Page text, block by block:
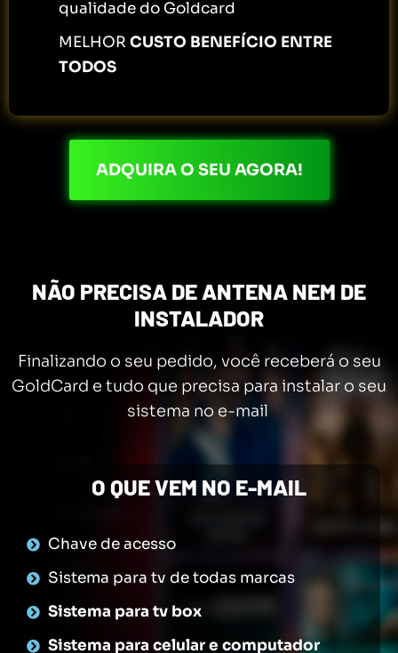
qualidade do Goldcard
MELHORCUSTO BENEFÍCIO ENTRE
TODOS
ADQUIRA O SEU AGORA!
NÃO PRECISA DE ANTENA NEM DE
INSTALADOR
Finalizando o seu pedido, você receberá o seu
GoldCard e tudo que precisa para instalar o seu
sistema no e-mail
O QUE VEM NO E-MAIL
Chave de acesso
Sistema para tv de todas marcas
Sistema para tv box
Sistema para celular e computador